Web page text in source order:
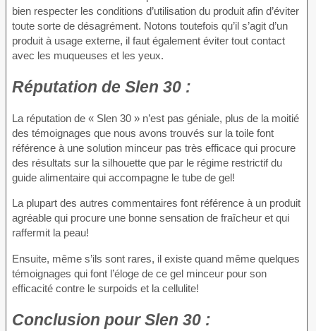
bien respecter les conditions d’utilisation du produit afin d’éviter
toute sorte de désagrément. Notons toutefois qu’il s’agit d’un
produit à usage externe, il faut également éviter tout contact
avec les muqueuses et les yeux.
Réputation de Slen 30 :
La réputation de « Slen 30 » n’est pas géniale, plus de la moitié
des témoignages que nous avons trouvés sur la toile font
référence à une solution minceur pas très efficace qui procure
des résultats sur la silhouette que par le régime restrictif du
guide alimentaire qui accompagne le tube de gel!
La plupart des autres commentaires font référence à un produit
agréable qui procure une bonne sensation de fraîcheur et qui
raffermit la peau!
Ensuite, même s’ils sont rares, il existe quand même quelques
témoignages qui font l’éloge de ce gel minceur pour son
efficacité contre le surpoids et la cellulite!
Conclusion pour Slen 30 :